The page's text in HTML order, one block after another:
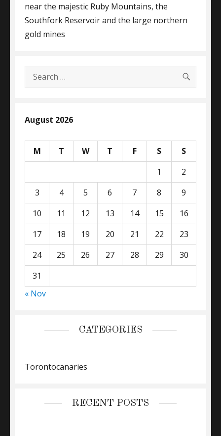
near the majestic Ruby Mountains, the
Southfork Reservoir and the large northern
gold mines
Search
for:
August 2026
M T W T F S
S
1
2
3
4 5 6 7 8
9
10
11 12 13 14 15
16
17
18 19 20 21 22
23
24
25 26 27 28 29
30
31
« Nov
CATEGORIES
Torontocanaries
RECENT POSTS